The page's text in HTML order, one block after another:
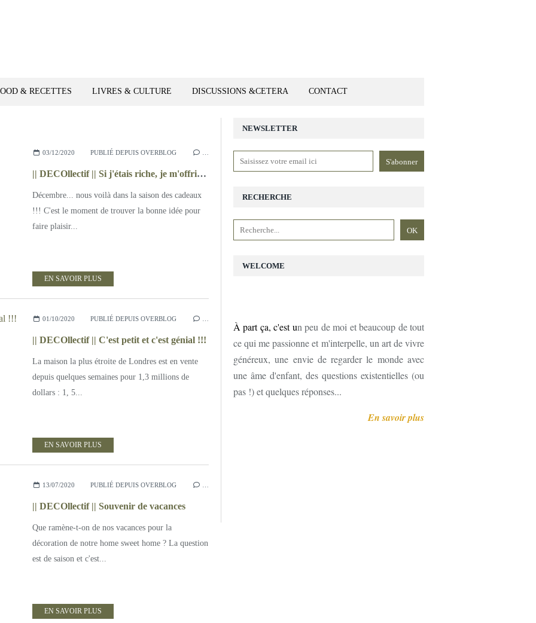
& RECETTES LIVRES & CULTURE DISCUSSIONS &CETERA CONTACT
03/12/2020 PUBLIÉ DEPUIS OVERBLOG
|| DECOllectif || Si j'étais riche, je m'offrirais...
Décembre... nous voilà dans la saison des cadeaux
!!! C'est le moment de trouver la bonne idée pour
faire plaisir...
EN SAVOIR PLUS
01/10/2020 PUBLIÉ DEPUIS OVERBLOG
|| DECOllectif || C'est petit et c'est génial !!!
La maison la plus étroite de Londres est en vente
depuis quelques semaines pour 1,3 millions de
dollars : 1, 5...
EN SAVOIR PLUS
13/07/2020 PUBLIÉ DEPUIS OVERBLOG
|| DECOllectif || Souvenir de vacances
Que ramène-t-on de nos vacances pour la
décoration de notre home sweet home ? La question
est de saison et c'est...
EN SAVOIR PLUS
NEWSLETTER
RECHERCHE
WELCOME
À part ça, c'est un peu de moi et beaucoup de tout
ce qui me passionne et m'interpelle, un art de vivre
généreux, une envie de regarder le monde avec
une âme d'enfant, des questions existentielles (ou
pas !) et quelques réponses...
En savoir plus